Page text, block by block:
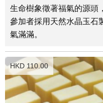
生命樹象徵著福氣的源頭
參加者採用天然水晶玉石
氣滿滿。
HKD 110.00